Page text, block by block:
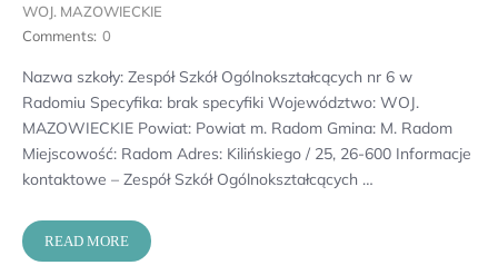
WOJ. MAZOWIECKIE
Comments: 0
Nazwa szkoły: Zespół Szkół Ogólnokształcących nr 6 w
Radomiu Specyfika: brak specyfiki Województwo: WOJ.
MAZOWIECKIE Powiat: Powiat m. Radom Gmina: M. Radom
Miejscowość: Radom Adres: Kilińskiego / 25, 26-600 Informacje
kontaktowe – Zespół Szkół Ogólnokształcących …
READ MORE